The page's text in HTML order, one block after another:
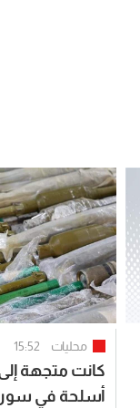
محليات 15:52
كانت متجهة
أسلحة في